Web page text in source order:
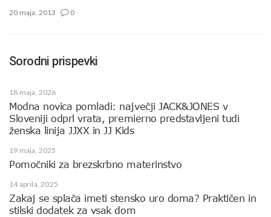
20 maja, 2013 0
Sorodni prispevki
18 maja, 2026
Modna novica pomladi: največji JACK&JONES v
Sloveniji odprl vrata, premierno predstavljeni tudi
ženska linija JJXX in JJ Kids
19 maja, 2025
Pomočniki za brezskrbno materinstvo
14 aprila, 2025
Zakaj se splača imeti stensko uro doma? Praktičen in
stilski dodatek za vsak dom